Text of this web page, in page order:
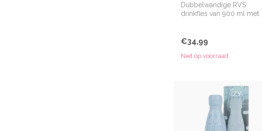
Dubbelwandige RVS
drinkfles van 900 ml met
€34,99
Niet op voorraad